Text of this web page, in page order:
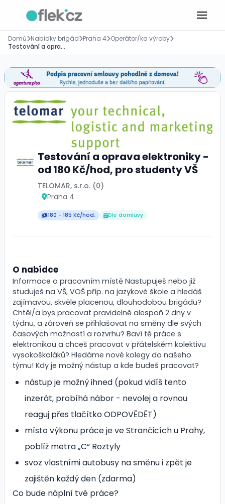
Domů Nabídky brigád Praha 4 Operátor/ka výroby
Testování a oprava elektroniky - od 180 Kč/hod, pro studenty VŠ
Testování a oprava elektroniky -
od 180 Kč/hod, pro studenty VŠ
TELOMAR, s.r.o. (0)
Praha 4
180 - 185 Kč/hod. Dle domluvy
O nabídce
Informace o pracovním místě Nastupuješ nebo již
studuješ na VŠ, VOŠ příp. na jazykové škole a hledáš
zajímavou, skvěle placenou, dlouhodobou brigádu?
Chtěl/a bys pracovat pravidelně alespoň 2 dny v
týdnu, a zároveň se přihlašovat na směny dle svých
časových možností a rozvrhu? Baví tě práce s
elektronikou a chceš pracovat v přátelském kolektivu
vysokoškoláků? Hledáme nové kolegy do našeho
týmu! Kdy je možný nástup a kde budeš pracovat?
nástup je možný ihned (pokud vidíš tento
inzerát, probíhá nábor - nevolej a rovnou
reaguj přes tlačítko ODPOVĚDĚT)
místo výkonu práce je ve Strančicích u Prahy,
poblíž metra „C“ Roztyly
svoz vlastními autobusy na směnu i zpět je
zajištěn každý den (zdarma)
Co bude náplní tvé práce?